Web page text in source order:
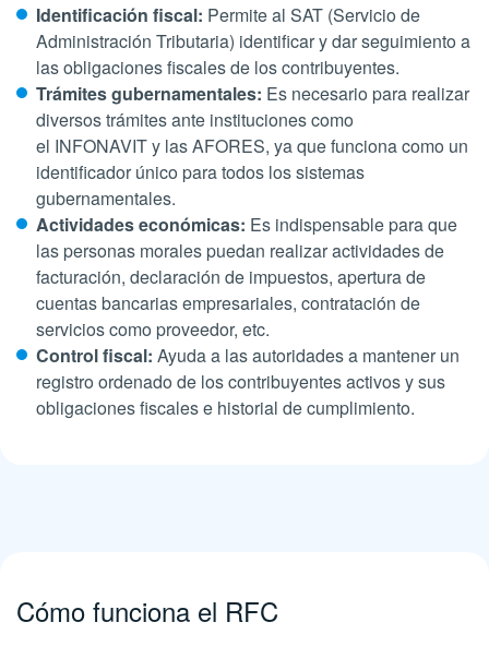
Identificación fiscal: Permite al SAT (Servicio de
Administración Tributaria) identificar y dar seguimiento a
las obligaciones fiscales de los contribuyentes.
Trámites gubernamentales: Es necesario para realizar
diversos trámites ante instituciones como
el INFONAVIT y las AFORES, ya que funciona como un
identificador único para todos los sistemas
gubernamentales.
Actividades económicas: Es indispensable para que
las personas morales puedan realizar actividades de
facturación, declaración de impuestos, apertura de
cuentas bancarias empresariales, contratación de
servicios como proveedor, etc.
Control fiscal: Ayuda a las autoridades a mantener un
registro ordenado de los contribuyentes activos y sus
obligaciones fiscales e historial de cumplimiento.
Cómo funciona el RFC